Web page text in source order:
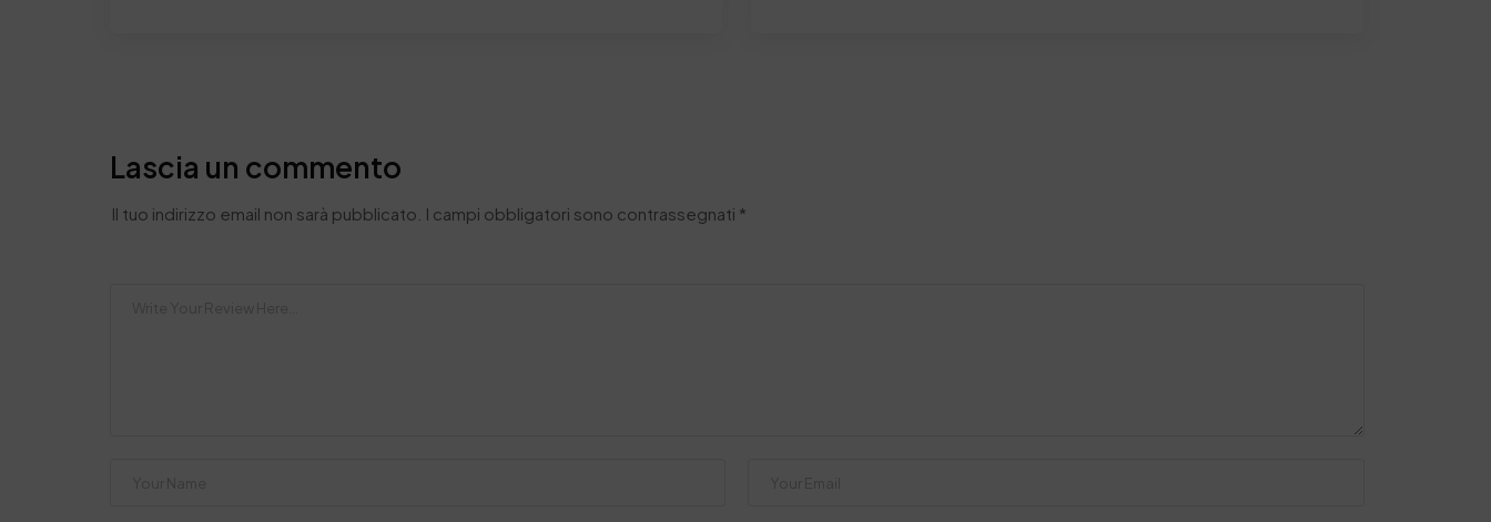
Lascia un commento
Il tuo indirizzo email non sarà pubblicato. I campi obbligatori sono contrassegnati *